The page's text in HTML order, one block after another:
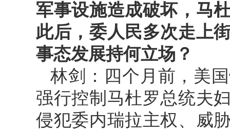
军事设施造成破坏，马
此后，委人民多次走上
事态发展持何立场？
林剑：四个月前，美
强行控制马杜罗总统夫
侵犯委内瑞拉主权、威